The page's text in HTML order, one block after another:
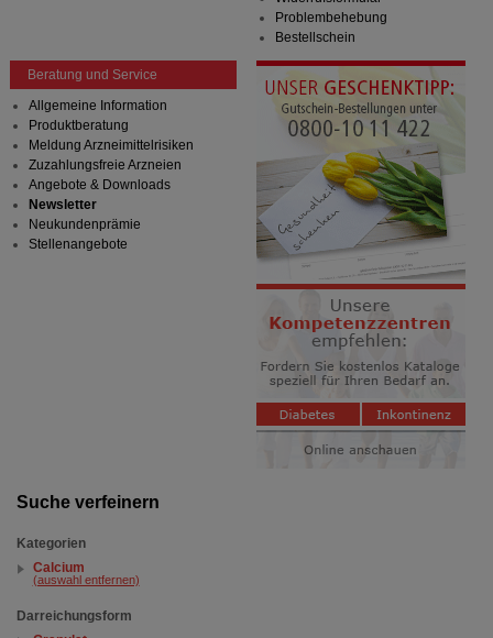
Suche verfeinern
Kategorien
Calcium
(auswahl entfernen)
Darreichungsform
Problembehebung
Bestellschein
Beratung und Service
Allgemeine Information
Produktberatung
Meldung Arzneimittelrisiken
Zuzahlungsfreie Arzneien
Angebote & Downloads
Newsletter
Neukundenprämie
Stellenangebote